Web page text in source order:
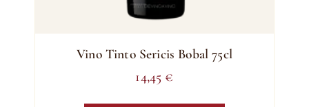
Vino Tinto Sericis Bobal 75cl
14,45 €